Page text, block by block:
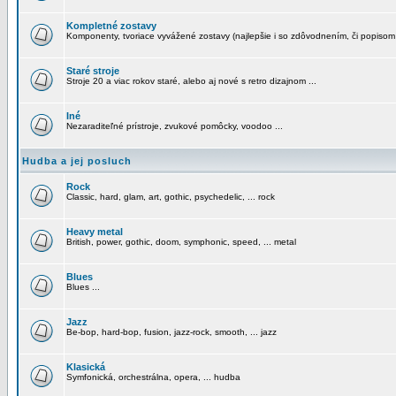
Kompletné zostavy
Komponenty, tvoriace vyvážené zostavy (najlepšie i so zdôvodnením, či
Staré stroje
Stroje 20 a viac rokov staré, alebo aj nové s retro dizajnom ...
Iné
Nezaraditeľné prístroje, zvukové pomôcky, voodoo ...
Hudba a jej posluch
Rock
Classic, hard, glam, art, gothic, psychedelic, ... rock
Heavy metal
British, power, gothic, doom, symphonic, speed, ... metal
Blues
Blues ...
Jazz
Be-bop, hard-bop, fusion, jazz-rock, smooth, ... jazz
Klasická
Symfonická, orchestrálna, opera, ... hudba